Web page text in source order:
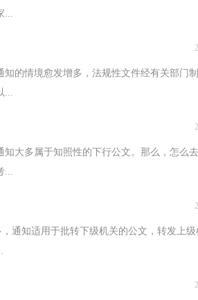
...
的情境愈发增多，法规性文件经有关部门
...
大多属于知照性的下行公文。那么，怎么
...
通知适用于批转下级机关的公文，转发上级